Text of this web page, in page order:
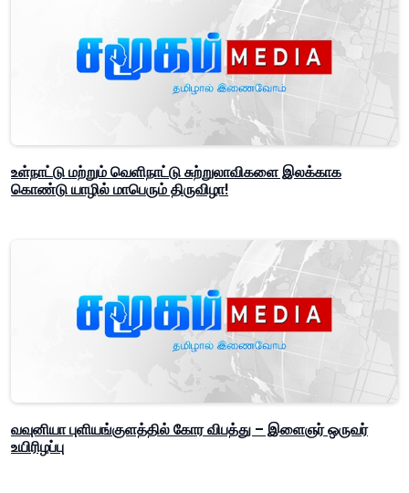
உள்நாட்டு மற்றும் வெளிநாட்டு சுற்றுலாவிகளை இலக்காக
கொண்டு யாழில் மாபெரும் திருவிழா!
வவுனியா புளியங்குளத்தில் கோர விபத்து – இளைஞர் ஒருவர்
உயிரிழப்பு